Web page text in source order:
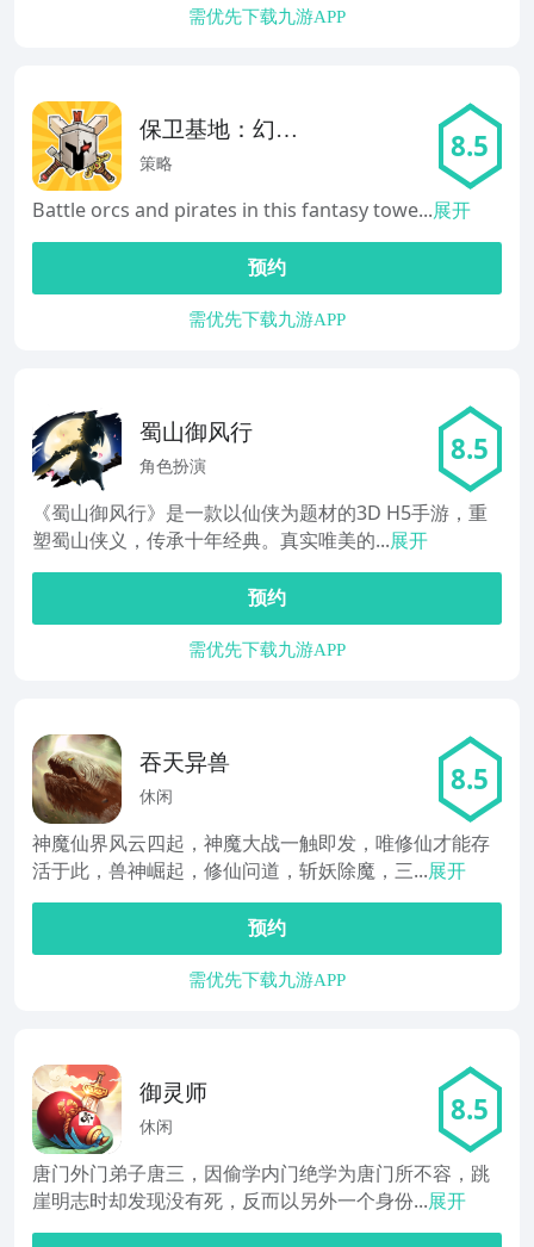
需优先下载九游APP
保卫基地：幻想
防御
策略 8.5
Battle orcs and pirates in this fantasy towe...展开
预约
需优先下载九游APP
蜀山御风行
角色扮演 8.5
《蜀山御风行》是一款以仙侠为题材的3D H5手游，重
塑蜀山侠义，传承十年经典。真实唯美的...展开
预约
需优先下载九游APP
吞天异兽
休闲 8.5
神魔仙界风云四起，神魔大战一触即发，唯修仙才能存
活于此，兽神崛起，修仙问道，斩妖除魔，三...展开
预约
需优先下载九游APP
御灵师
休闲 8.5
唐门外门弟子唐三，因偷学内门绝学为唐门所不容，跳
崖明志时却发现没有死，反而以另外一个身份...展开